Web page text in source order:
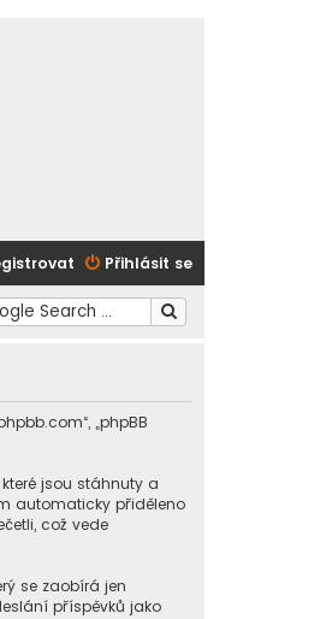
Přihlásit se
hledání
„phpBB
jsou stáhnuty a
automaticky přiděleno
což vede
se zaobírá jen
příspěvků jako